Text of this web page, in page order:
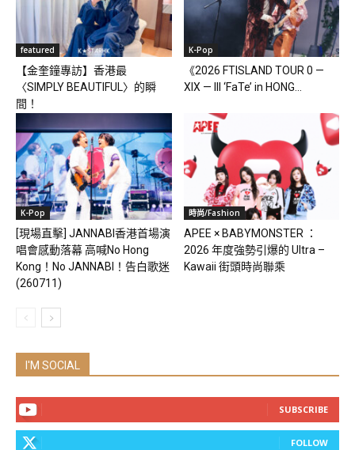
featured
【金奎鐘專訪】香港最
〈SIMPLY BEAUTIFUL〉的瞬
間！
K-Pop
《2026 FTISLAND TOUR 0 —
XIX — III ‘FaTe’ in HONG...
K-Pop
[現場直擊] JANNABI香港首場演
唱會感動落幕 高喊No Hong
Kong！No JANNABI！告白歌迷
(260711)
時尚/Fashion
APEE × BABYMONSTER ：
2026 年度強勢引爆的 Ultra –
Kawaii 街頭時尚聯乘
I'M SOCIAL
SUBSCRIBE
FOLLOW